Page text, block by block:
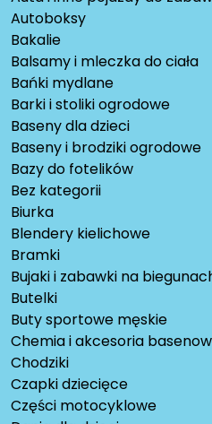
Autoboksy
Bakalie
Balsamy i mleczka do ciała
Bańki mydlane
Barki i stoliki ogrodowe
Baseny dla dzieci
Baseny i brodziki ogrodowe
Bazy do fotelików
Bez kategorii
Biurka
Blendery kielichowe
Bramki
Bujaki i zabawki na
Butelki
Buty sportowe męskie
Chemia i akcesoria
Chodziki
Czapki dziecięce
Części motocyklowe